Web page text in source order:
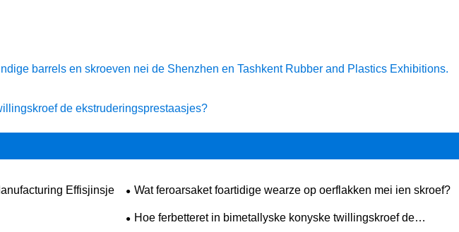
barrels en skroeven nei de Shenzhen en Tashkent Rubber and Plastics Exhibitions.
de ekstruderingsprestaasjes?
Effisjinsje Wat feroarsaket foartidige wearze op oerflakken mei ien skroef?
Hoe ferbetteret in bimetallyske konyske twillingskroef de